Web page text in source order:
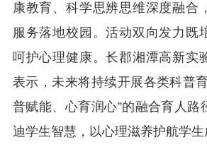
康教育、科学思辨思维深度融合
服务落地校园。活动双向发力既
呵护心理健康。长郡湘潭高新实
表示，未来将持续开展各类科普
普赋能、心育润心”的融合育人路
迪学生智慧，以心理滋养护航学生